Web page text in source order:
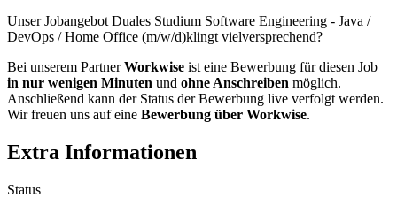
Unser Jobangebot Duales Studium Software Engineering - Java /
DevOps / Home Office (m/w/d)klingt vielversprechend?
Bei unserem PartnerWorkwise ist eine Bewerbung für diesen Job
in nur wenigen Minuten und ohne Anschreiben möglich.
Anschließend kann der Status der Bewerbung live verfolgt werden.
Wir freuen uns auf eine Bewerbung über Workwise.
Extra Informationen
Status